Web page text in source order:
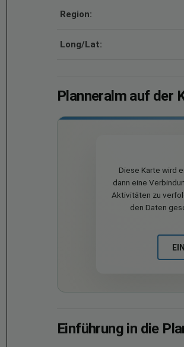
Region:
Long/Lat:
Planneralm auf der
Diese Karte wird
dann eine
Aktivitäten zu
den Daten
Einführung in die